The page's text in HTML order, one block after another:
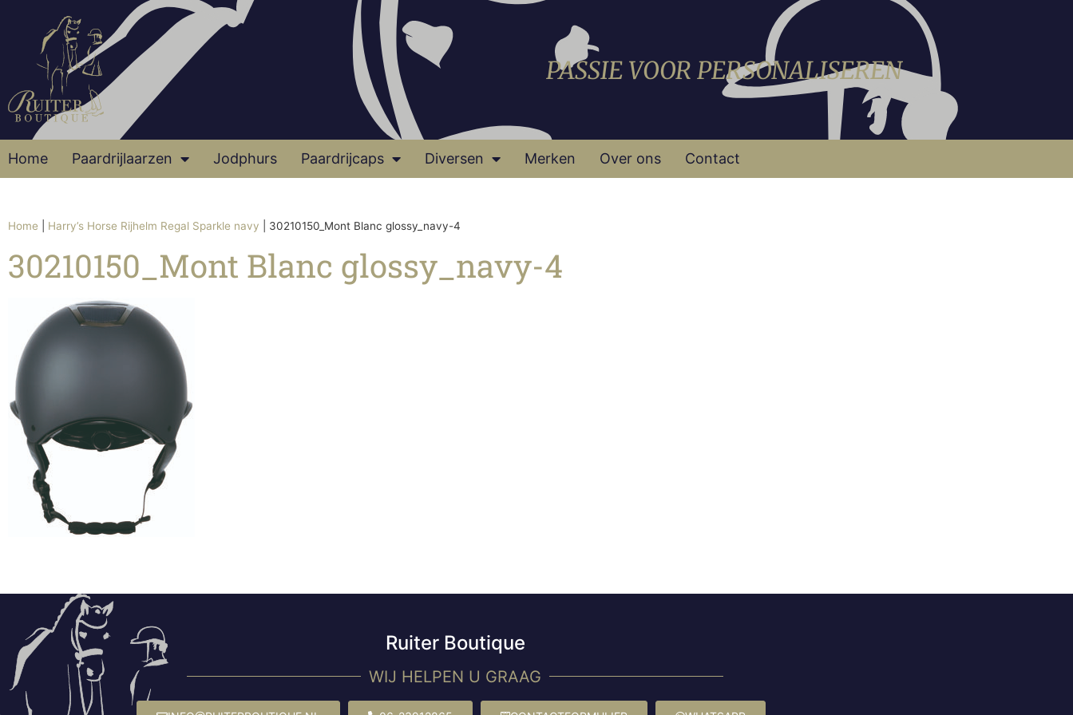
PASSIE VOOR PERSONALISEREN
Home Paardrijlaarzen Jodphurs Paardrijcaps Diversen Merken Over ons Contact
Home Harry’s Horse Rijhelm Regal Sparkle navy 30210150_Mont Blanc glossy_navy-4
30210150_Mont Blanc glossy_navy-4
Ruiter Boutique
WIJ HELPEN U GRAAG